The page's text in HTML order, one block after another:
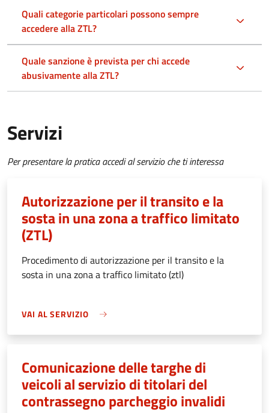
Quali categorie particolari possono sempre
accedere alla ZTL?
Quale sanzione è prevista per chi accede
abusivamente alla ZTL?
Servizi
Per presentare la pratica accedi al servizio che ti interessa
Autorizzazione per il transito e la
sosta in una zona a traffico limitato
(ZTL)
Procedimento di autorizzazione per il transito e la
sosta in una zona a traffico limitato (ztl)
VAI AL SERVIZIO
Comunicazione delle targhe di
veicoli al servizio di titolari del
contrassegno parcheggio invalidi